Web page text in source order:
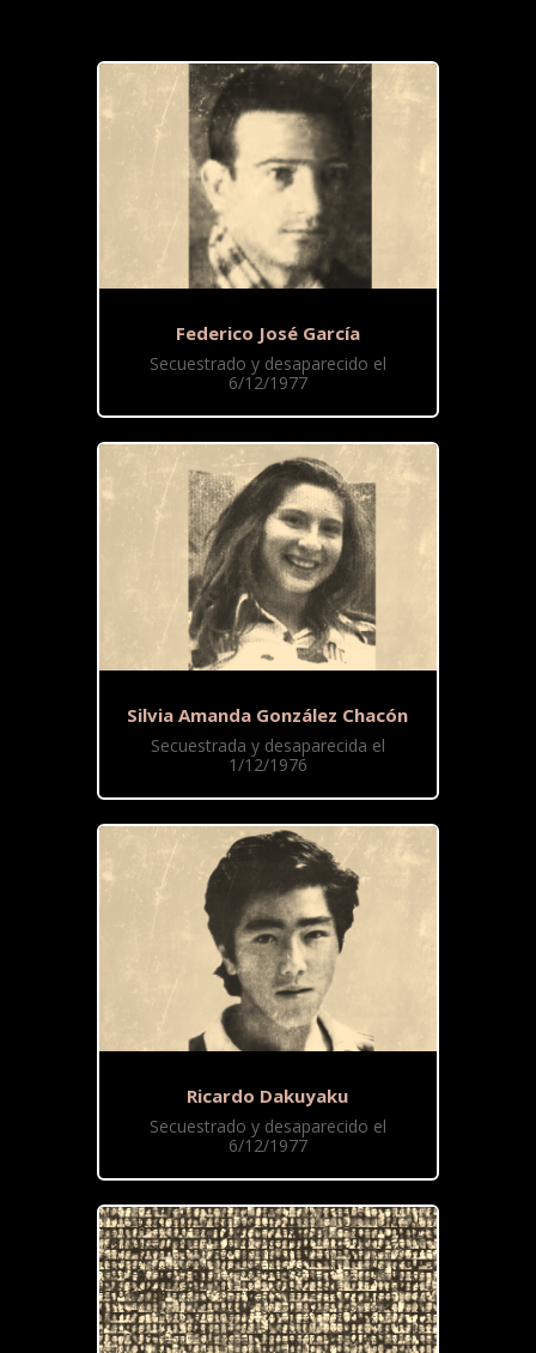
Federico José García
Secuestrado y desaparecido el
6/12/1977
Silvia Amanda González Chacón
Secuestrada y desaparecida el
1/12/1976
Ricardo Dakuyaku
Secuestrado y desaparecido el
6/12/1977